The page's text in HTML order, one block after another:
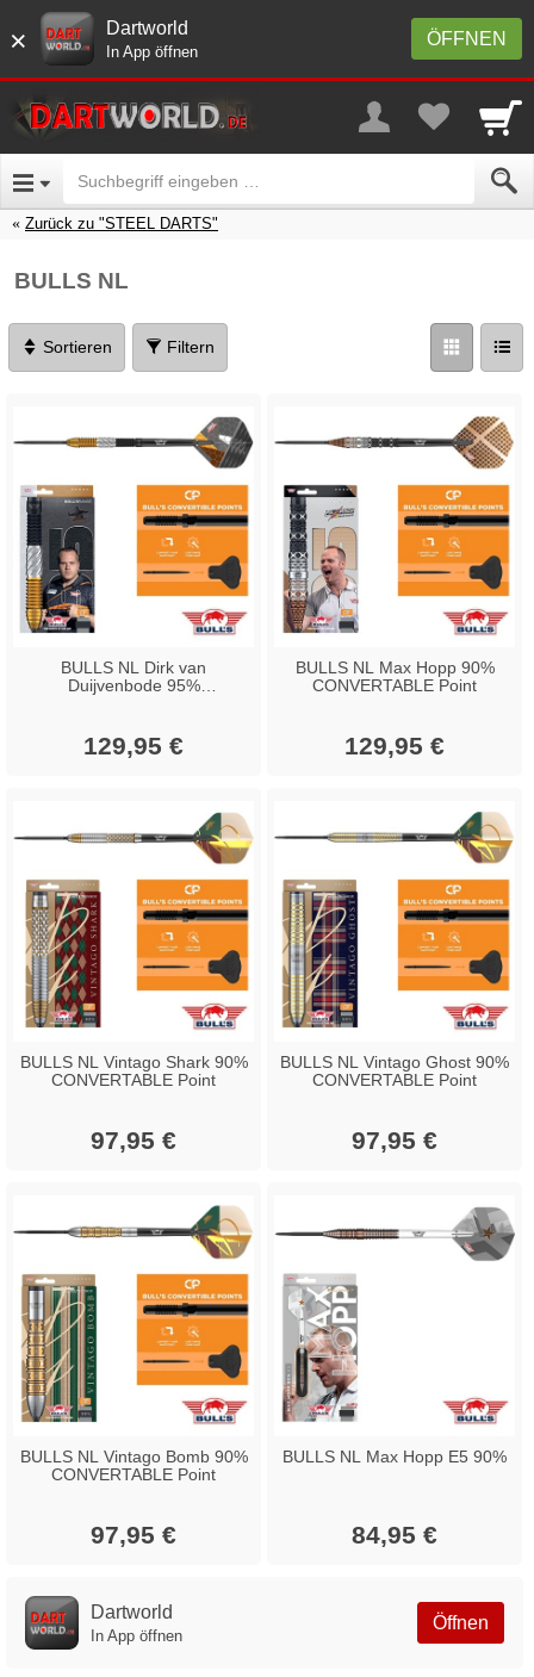
× ÖFFNEN
Dartworld
In App öffnen
Zurück zu "STEEL DARTS"
BULLS NL
Sortieren Filtern
BULLS NL Dirk van
Duijvenbode 95%
129,95 €
BULLS NL Max Hopp 90%
CONVERTABLE Point
129,95 €
BULLS NL Vintago Shark 90%
CONVERTABLE Point
97,95 €
BULLS NL Vintago Ghost 90%
CONVERTABLE Point
97,95 €
BULLS NL Vintago Bomb 90%
CONVERTABLE Point
97,95 €
BULLS NL Max Hopp E5 90%
84,95 €
Öffnen
Dartworld
In App öffnen